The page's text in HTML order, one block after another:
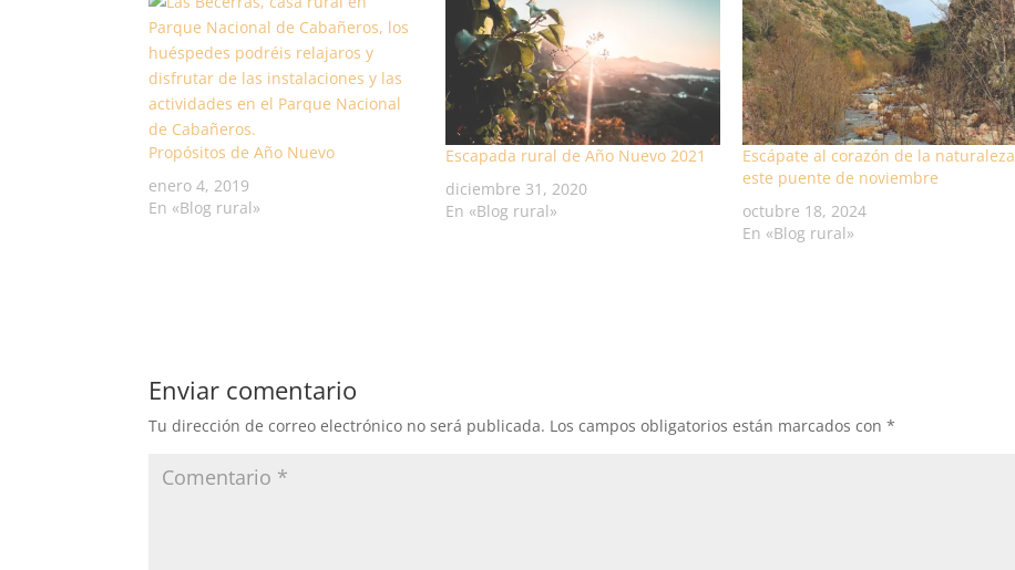
Propósitos de Año Nuevo
enero 4, 2019
En «Blog rural»
Escapada rural de Año Nuevo 2021
diciembre 31, 2020
En «Blog rural»
Escápate al corazón de la naturaleza
este puente de noviembre
octubre 18, 2024
En «Blog rural»
Enviar comentario
Tu dirección de correo electrónico no será publicada. Los campos obligatorios están marcados con*